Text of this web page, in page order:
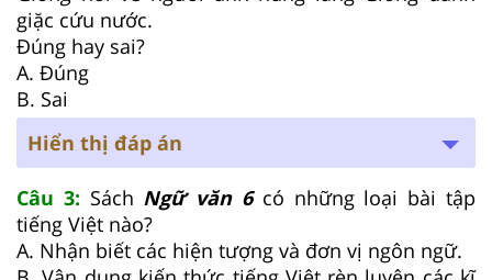
giặc cứu nước.
Đúng hay sai?
A. Đúng
B. Sai
Hiển thị đáp án
Câu 3: Sách Ngữ văn 6 có những loại bài tập
tiếng Việt nào?
A. Nhận biết các hiện tượng và đơn vị ngôn ngữ.